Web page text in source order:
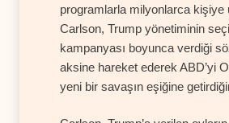
programlarla milyonlarca kişiye
Carlson, Trump yönetiminin
kampanyası boyunca verdiği
aksine hareket ederek ABD’yi
yeni bir savaşın eşiğine